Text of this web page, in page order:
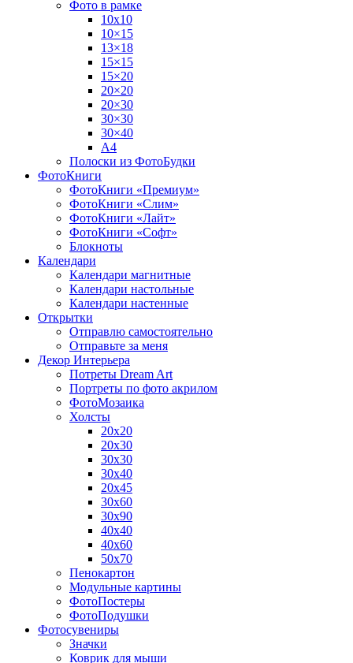
Фото в рамке
10х10
10×15
13×18
15×15
15×20
20×20
20×30
30×30
30×40
A4
Полоски из ФотоБудки
ФотоКниги
ФотоКниги «Премиум»
ФотоКниги «Слим»
ФотоКниги «Лайт»
ФотоКниги «Софт»
Блокноты
Календари
Календари магнитные
Календари настольные
Календари настенные
Открытки
Отправлю самостоятельно
Отправьте за меня
Декор Интерьера
Потреты Dream Art
Портреты по фото акрилом
ФотоМозаика
Холсты
20х20
20х30
30х30
30х40
20х45
30х60
30х90
40х40
40х60
50х70
Пенокартон
Модульные картины
ФотоПостеры
ФотоПодушки
Фотоcувениры
Значки
Коврик для мыши